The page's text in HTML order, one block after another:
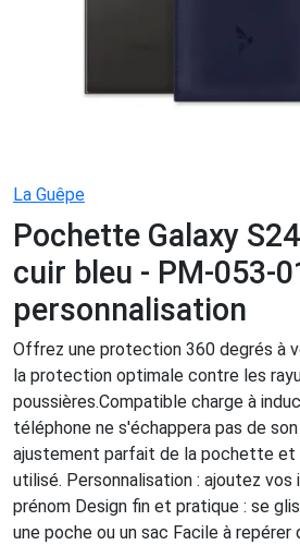
La Guêpe
Pochette Galaxy
cuir bleu - PM-053-
personnalisation
Offrez une protection 360 degrés à
la protection optimale contre les
poussières.Compatible charge à
téléphone ne s'échappera pas de
ajustement parfait de la pochette et
utilisé. Personnalisation : ajoutez
prénom Design fin et pratique : se
une poche ou un sac Facile à repérer